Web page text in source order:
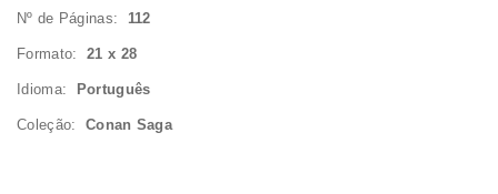
Nº de Páginas: 112
Formato: 21 x 28
Idioma: Português
Coleção: Conan Saga